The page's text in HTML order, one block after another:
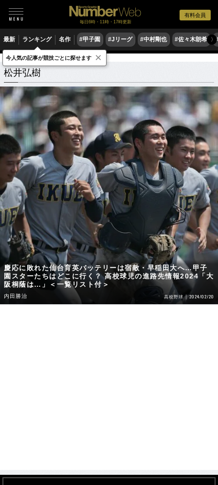
有料会員
毎日6時・11時・17時更新
最新 ランキング 名作 #甲子園 #Jリーグ #中村剛也 #佐々木朗希 〉
松井弘樹 関連記事
松井弘樹
慶応に敗れた仙台育英バッテリーは宿敵・早稲田大へ…甲子
園スターたちはどこに行く？ 高校球児の進路先情報2024「大
阪桐蔭は…」＜一覧リスト付＞
内田勝治 高校野球 2024/02/20
今人気の記事が競技ごとに探せます ×